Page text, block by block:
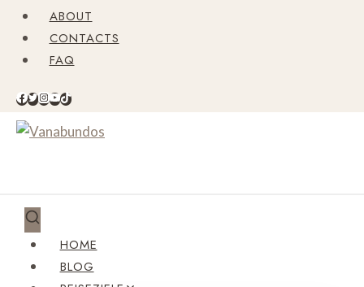
Zum
Inhalt
springen
ABOUT
CONTACTS
FAQ
HOME
BLOG